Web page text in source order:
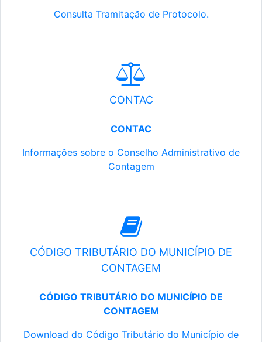
Consulta Tramitação de Protocolo.
CONTAC
CONTAC
Informações sobre o Conselho Administrativo de
Contagem
CÓDIGO TRIBUTÁRIO DO MUNICÍPIO DE
CONTAGEM
CÓDIGO TRIBUTÁRIO DO MUNICÍPIO DE
CONTAGEM
Download do Código Tributário do Município de